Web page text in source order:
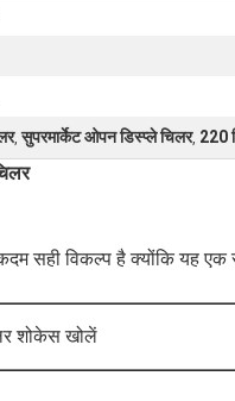
,सुपरमार्केट ओपन डिस्प्ले चिलर, 220
सही विकल्प है क्योंकि यह एक
शोकेस खोलें